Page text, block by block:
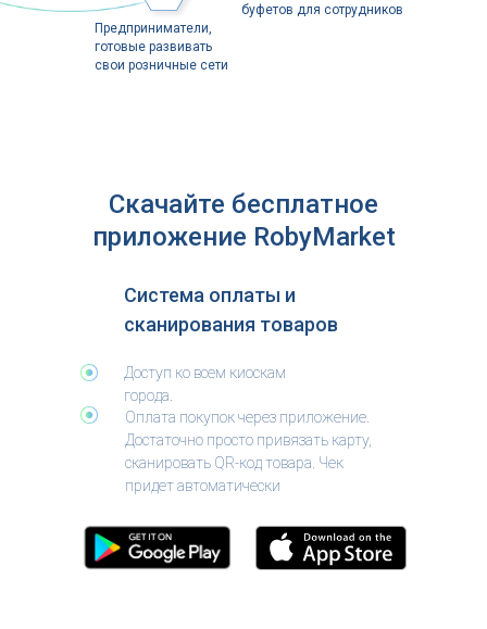
самостоятельно выполняет работу целого
нанимать
Предприниматели,
готовые развивать
свои розничные сети
буфетов для сотрудников
Скачайте бесплатное
приложение RobyMarket
Система оплаты и
сканирования товаров
Оплата покупок через приложение.
Достаточно просто привязать карту,
сканировать QR-код товара. Чек
придет автоматически
Доступ ко всем киоскам
города.